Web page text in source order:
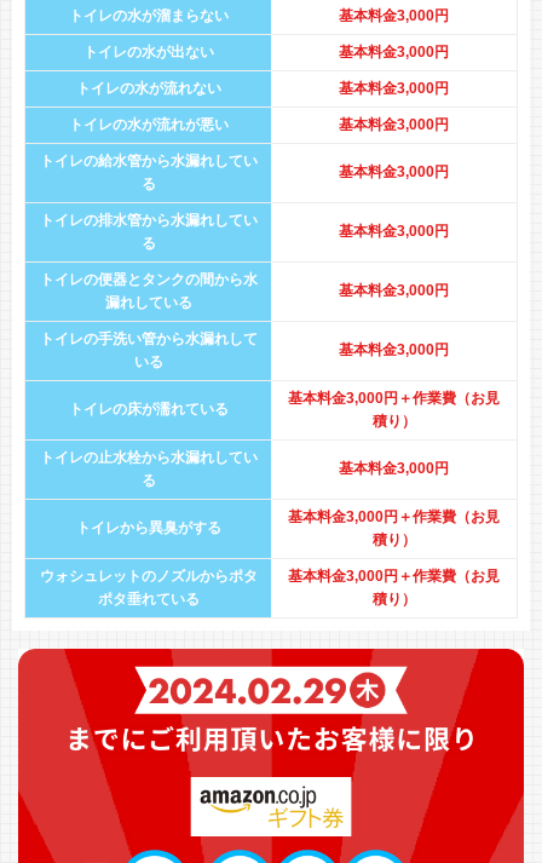
トイレの水が溜まらない 基本料金3,000円
トイレの水が出ない 基本料金3,000円
トイレの水が流れない 基本料金3,000円
トイレの水が流れが悪い 基本料金3,000円
トイレの給水管から水漏れしてい
る
基本料金3,000円
トイレの排水管から水漏れしてい
る
基本料金3,000円
トイレの便器とタンクの間から水
漏れしている
基本料金3,000円
トイレの手洗い管から水漏れして
いる
基本料金3,000円
トイレの床が濡れている
基本料金3,000円＋作業費（お見
積り）
トイレの止水栓から水漏れしてい
る
基本料金3,000円
トイレから異臭がする
基本料金3,000円＋作業費（お見
積り）
ウォシュレットのノズルからポタ
ポタ垂れている
基本料金3,000円＋作業費（お見
積り）